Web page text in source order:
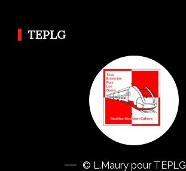
TEPLG
© L.Maury pour TEPLG